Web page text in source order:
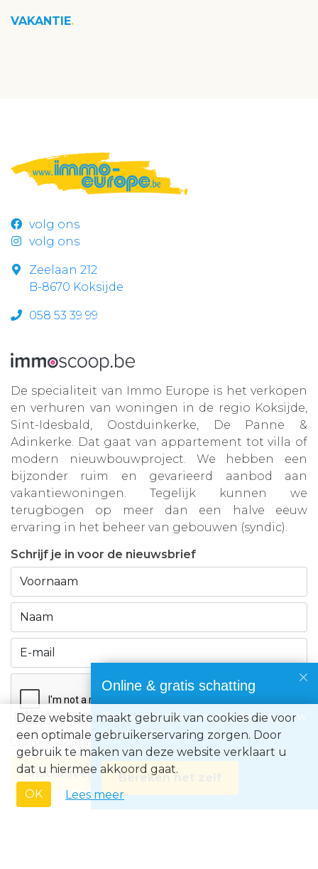
Online & gratis schatting
Benieuwd naar de waarde van jouw
eigendom?
Bereken het zelf
VAKANTIE
volg ons
volg ons
Zeelaan 212
B-8670 Koksijde
058 53 39 99
De specialiteit van Immo Europe is het verkopen
en verhuren van woningen in de regio Koksijde,
Sint-Idesbald, Oostduinkerke, De Panne &
Adinkerke. Dat gaat van appartement tot villa of
modern nieuwbouwproject. We hebben een
bijzonder ruim en gevarieerd aanbod aan
vakantiewoningen. Tegelijk kunnen we
terugbogen op meer dan een halve eeuw
ervaring in het beheer van gebouwen (syndic).
Schrijf je in voor de nieuwsbrief
Ik ga akkoord met de privacyvoorwaarden
Inschrijven
Deze website maakt gebruik van cookies die voor
een optimale gebruikerservaring zorgen. Door
gebruik te maken van deze website verklaart u
dat u hiermee akkoord gaat.
OK
Lees meer